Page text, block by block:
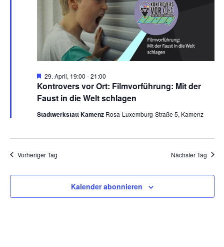
Kontrovers vor Ort: Filmvorführung: Mit der
Faust in die Welt schlagen
Hervorgehoben
29. April, 19:00 -21:00
Stadtwerkstatt Kamenz Rosa-Luxemburg-Straße 5, Kamenz
Vorheriger Tag Nächster Tag
Kalender abonnieren